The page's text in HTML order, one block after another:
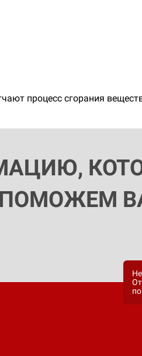
процесс сгорания
ПОМОЖЕМ